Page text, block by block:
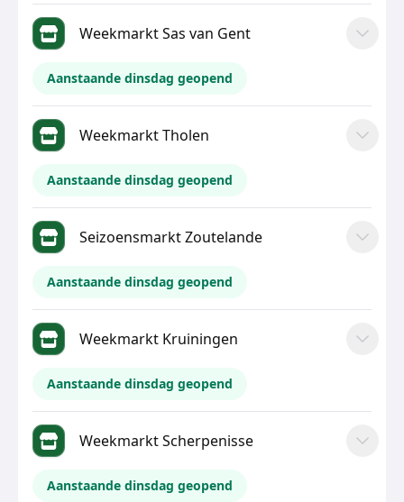
Weekmarkt Sas van Gent
Aanstaande dinsdag geopend
Weekmarkt Tholen
Aanstaande dinsdag geopend
Seizoensmarkt Zoutelande
Aanstaande dinsdag geopend
Weekmarkt Kruiningen
Aanstaande dinsdag geopend
Weekmarkt Scherpenisse
Aanstaande dinsdag geopend